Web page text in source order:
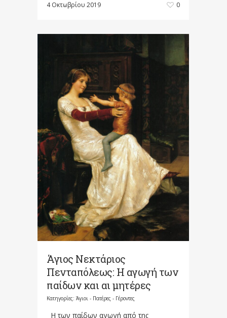
4 Οκτωβρίου 2019 0
Άγιος Νεκτάριος
Πενταπόλεως: Η αγωγή των
παίδων και αι μητέρες
Κατηγορίες: Άγιοι - Πατέρες - Γέροντες
Η των παίδων αγωγή από της